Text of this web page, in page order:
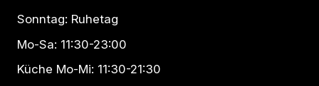
Sonntag: Ruhetag
Mo-Sa: 11:30-23:00
Küche Mo-Mi: 11:30-21:30